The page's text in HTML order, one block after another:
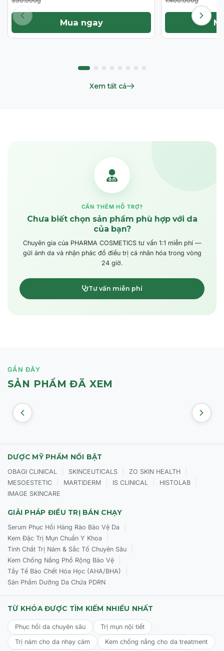
Mua ngay
Xem tất cả
CẦN THÊM HỖ TRỢ?
Chưa biết chọn sản phẩm phù hợp với da
của bạn?
Chuyên gia của PHARMA COSMETICS tư vấn 1:1 miễn phí —
gửi ảnh da và nhận phác đồ điều trị cá nhân hóa trong vòng
24 giờ.
Tư vấn miễn phí
GẦN ĐÂY
SẢN PHẨM ĐÃ XEM
DƯỢC MỸ PHẨM NỔI BẬT
OBAGI CLINICAL SKINCEUTICALS ZO SKIN HEALTH
MESOESTETIC MARTIDERM IS CLINICAL HISTOLAB
IMAGE SKINCARE
GIẢI PHÁP ĐIỀU TRỊ BÁN CHẠY
Serum Phục Hồi Hàng Rào Bảo Vệ Da
Kem Đặc Trị Mụn Chuẩn Y Khoa
Tinh Chất Trị Nám & Sắc Tố Chuyên Sâu
Kem Chống Nắng Phổ Rộng Bảo Vệ
Tẩy Tế Bào Chết Hóa Học (AHA/BHA)
Sản Phẩm Dưỡng Da Chứa PDRN
TỪ KHÓA ĐƯỢC TÌM KIẾM NHIỀU NHẤT
Phục hồi da chuyên sâu
Trị mụn nội tiết
Trị nám cho da nhạy cảm
Kem chống nắng cho da treatment